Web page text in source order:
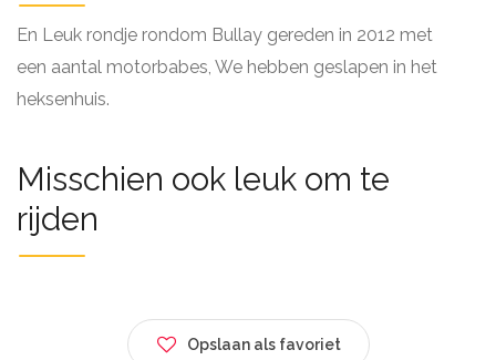
En Leuk rondje rondom Bullay gereden in 2012 met
een aantal motorbabes, We hebben geslapen in het
heksenhuis.
Misschien ook leuk om te
rijden
Opslaan als favoriet